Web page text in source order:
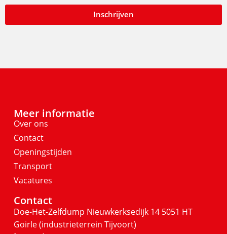
Inschrijven
Meer informatie
Over ons
Contact
Openingstijden
Transport
Vacatures
Contact
Doe-Het-Zelfdump Nieuwkerksedijk 14 5051 HT
Goirle(industrieterrein Tijvoort)